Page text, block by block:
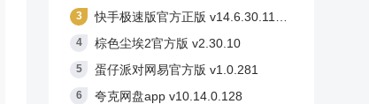
快手极速版官方正版 v14.6.30.11710
棕色尘埃2官方版 v2.30.10
蛋仔派对网易官方版 v1.0.281
夸克网盘app v10.14.0.128